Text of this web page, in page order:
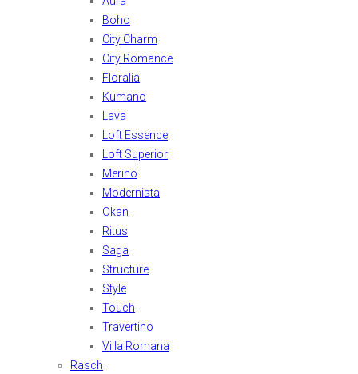
Boho
City Charm
City Romance
Floralia
Kumano
Lava
Loft Essence
Loft Superior
Merino
Modernista
Okan
Ritus
Saga
Structure
Style
Touch
Travertino
Villa Romana
Rasch